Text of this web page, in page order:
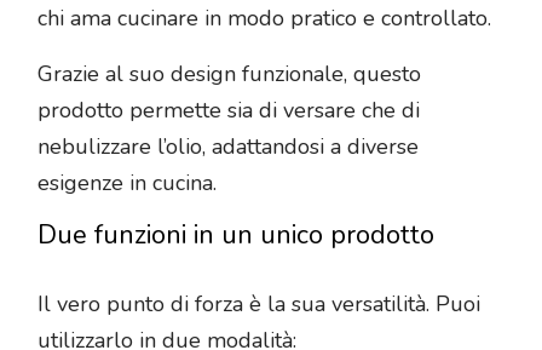
chi ama cucinare in modo pratico e controllato.
Grazie al suo design funzionale, questo
prodotto permette sia di versare che di
nebulizzare l’olio, adattandosi a diverse
esigenze in cucina.
Due funzioni in un unico prodotto
Il vero punto di forza è la sua versatilità. Puoi
utilizzarlo in due modalità: